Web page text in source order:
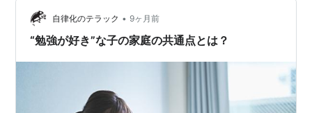
自律化のテラック • 9ヶ月前
“勉強が好き”な子の家庭の共通点とは？